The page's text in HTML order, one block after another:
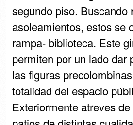
segundo piso.
asoleamientos, estos se
rampa- biblioteca. Este
permiten por un lado dar
las figuras
totalidad del espacio
Exteriormente atreves